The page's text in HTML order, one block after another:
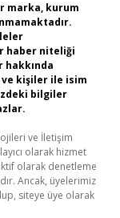
marka, kurum
haber niteliği
hakkında
ve kişiler ile isim
bilgiler
ve İletişim
olarak hizmet
olarak denetleme
Ancak, üyelerimiz
siteye üye olarak